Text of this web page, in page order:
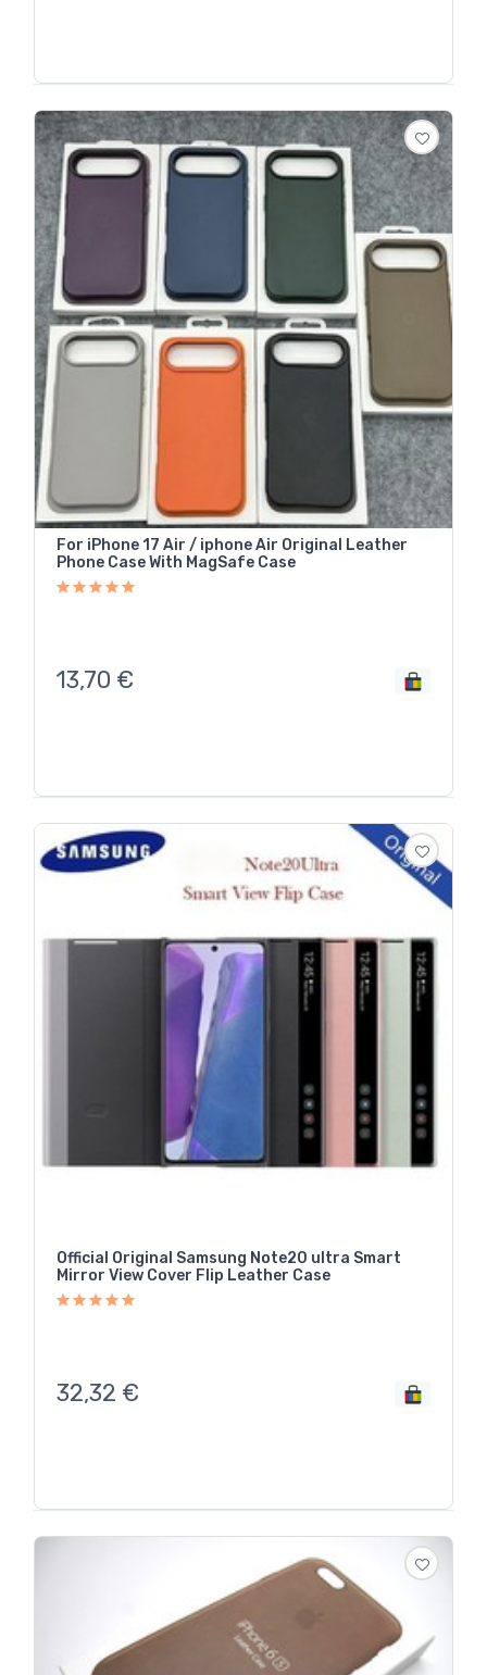
For iPhone 17 Air / iphone Air Original Leather
Phone Case With MagSafe Case
13,70 €
Official Original Samsung Note20 ultra Smart
Mirror View Cover Flip Leather Case
32,32 €